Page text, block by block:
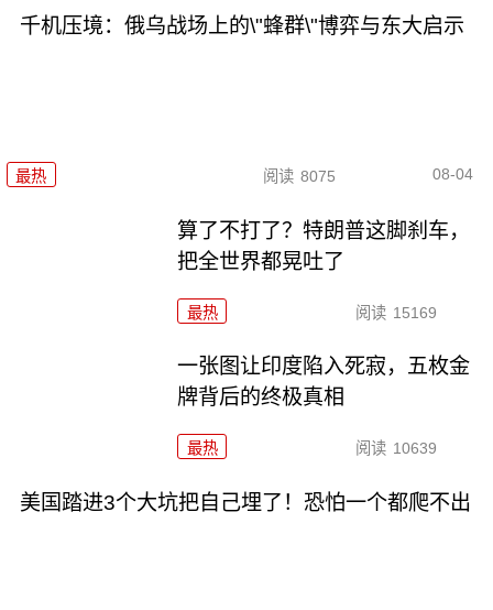
千机压境：俄乌战场上的\"蜂群\"博弈与东大启示
最热 阅读 8075 08-04
算了不打了？特朗普这脚刹车，
把全世界都晃吐了
最热 阅读 15169
一张图让印度陷入死寂，五枚金
牌背后的终极真相
最热 阅读 10639
美国踏进3个大坑把自己埋了！恐怕一个都爬不出